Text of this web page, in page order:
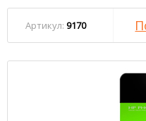
Артикул: 9170